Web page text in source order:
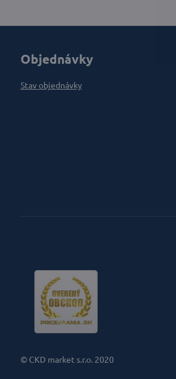
Objednávky
Stav objednávky
© CKD market s.r.o. 2020